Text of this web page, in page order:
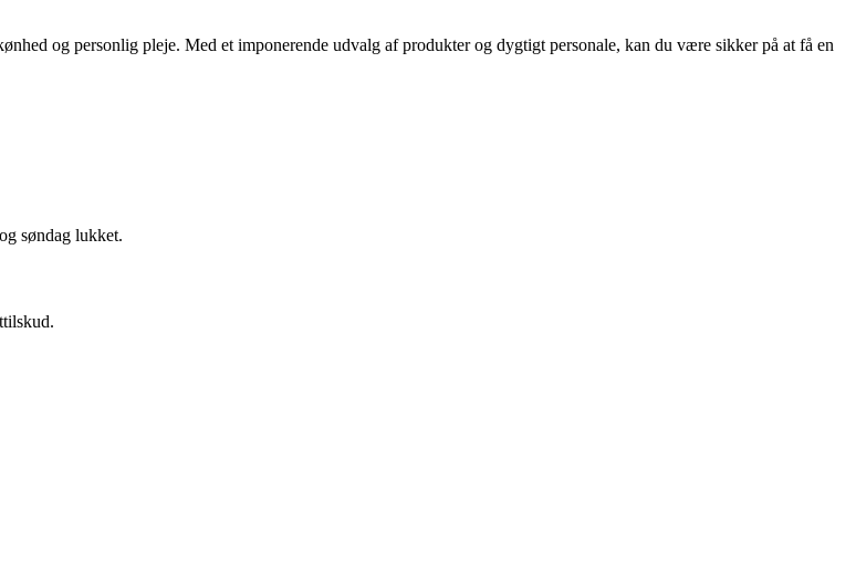
og personlig pleje. Med et imponerende udvalg af produkter og dygtigt personale, kan du være sikker på at få en
søndag lukket.